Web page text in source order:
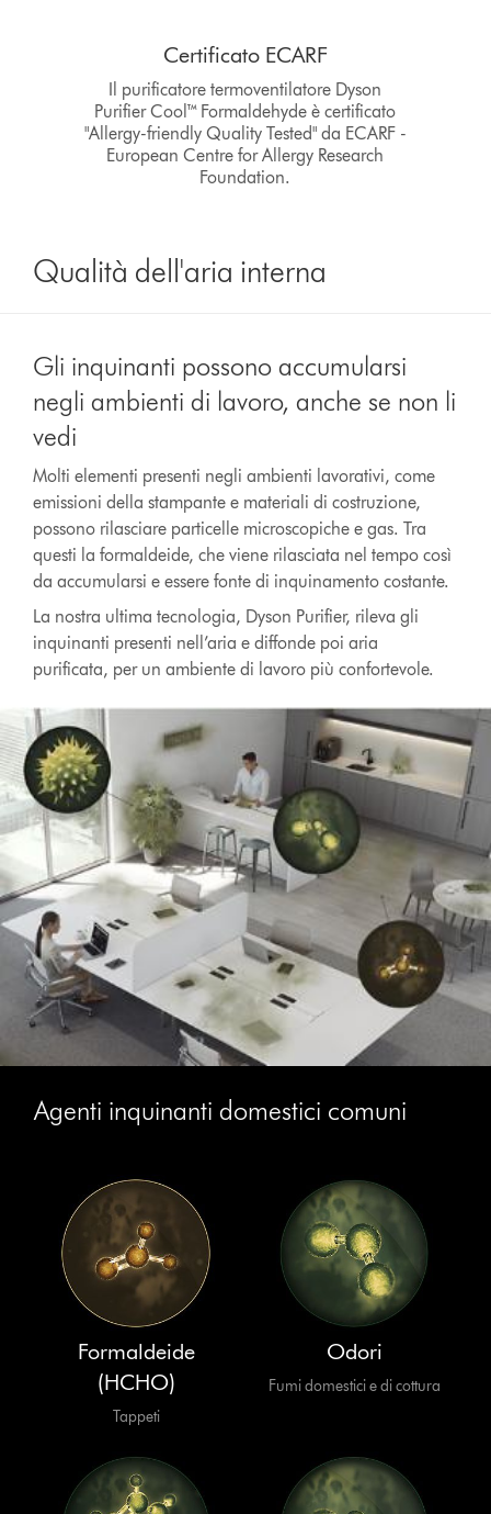
Certificato ECARF
Il purificatore termoventilatore Dyson
Purifier Cool™ Formaldehyde è certificato
"Allergy-friendly Quality Tested" da ECARF -
European Centre for Allergy Research
Foundation.
Qualità dell'aria interna
Gli inquinanti possono accumularsi
negli ambienti di lavoro, anche se non li
vedi
Molti elementi presenti negli ambienti lavorativi, come
emissioni della stampante e materiali di costruzione,
possono rilasciare particelle microscopiche e gas. Tra
questi la formaldeide, che viene rilasciata nel tempo così
da accumularsi e essere fonte di inquinamento costante.
La nostra ultima tecnologia, Dyson Purifier, rileva gli
inquinanti presenti nell’aria e diffonde poi aria
purificata, per un ambiente di lavoro più confortevole.
Agenti inquinanti domestici comuni
Formaldeide
(HCHO)
Tappeti
Odori
Fumi domestici e di cottura